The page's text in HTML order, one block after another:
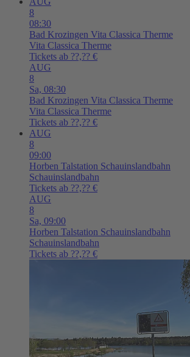
8
08:30
Bad Krozingen Vita Classica Therme
Vita Classica Therme
Tickets ab ??,?? €
AUG
8
Sa, 08:30
Bad Krozingen Vita Classica Therme
Vita Classica Therme
Tickets ab ??,?? €
AUG
8
09:00
Horben Talstation Schauinslandbahn
Schauinslandbahn
Tickets ab ??,?? €
AUG
8
Sa, 09:00
Horben Talstation Schauinslandbahn
Schauinslandbahn
Tickets ab ??,?? €